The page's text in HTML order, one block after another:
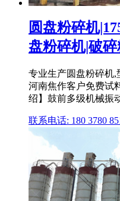
圆盘粉碎机
盘粉碎机|破
专业生产圆盘粉碎机,
河南焦作客户免费试
绍】鼓前多级机械振
联系电话: 180 3780